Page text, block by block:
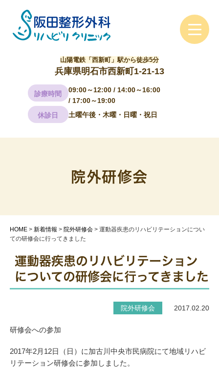
診療時間
09:00～12:00 / 14:00～16:00
/ 17:00～19:00
休診日
土曜午後・木曜・日曜・祝日
山陽電鉄「西新町」駅から徒歩5分
兵庫県明石市西新町1-21-13
院外研修会
HOME > 新着情報 > 院外研修会 > 運動器疾患のリハビリテーションについ
ての研修会に行ってきました
運動器疾患のリハビリテーション
についての研修会に行ってきました
院外研修会 2017.02.20
研修会への参加
2017年2月12日（日）に加古川中央市民病院にて地域リハビ
リテーション研修会に参加しました。